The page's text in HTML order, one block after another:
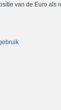
van de Euro als